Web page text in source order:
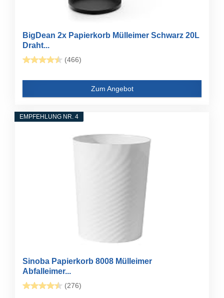
BigDean 2x Papierkorb Mülleimer Schwarz 20L
Draht...
(466)
Zum Angebot
EMPFEHLUNG NR. 4
Sinoba Papierkorb 8008 Mülleimer
Abfalleimer...
(276)